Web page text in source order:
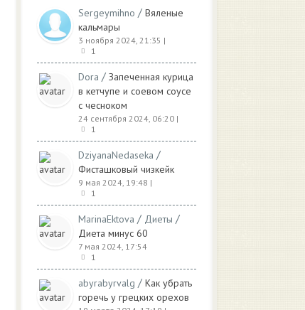
Sergeymihno / Вяленые
кальмары
3 ноября 2024, 21:35 |
1
Dora / Запеченная курица
в кетчупе и соевом соусе
с чесноком
24 сентября 2024, 06:20 |
1
DziyanaNedaseka /
Фисташковый чизкейк
9 мая 2024, 19:48 |
1
MarinaEktova / Диеты /
Диета минус 60
7 мая 2024, 17:54
1
abyrabyrvalg / Как убрать
горечь у грецких орехов